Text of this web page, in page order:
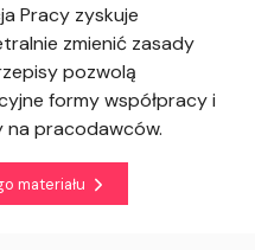
Pracy zyskuje
zmienić zasady
pozwolą
formy współpracy i
na pracodawców.
materiału